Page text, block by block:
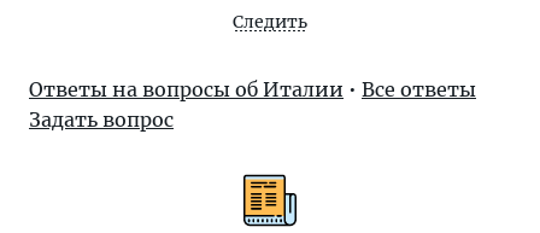
Следить
Ответы на вопросы об Италии • Все ответы
Задать вопрос